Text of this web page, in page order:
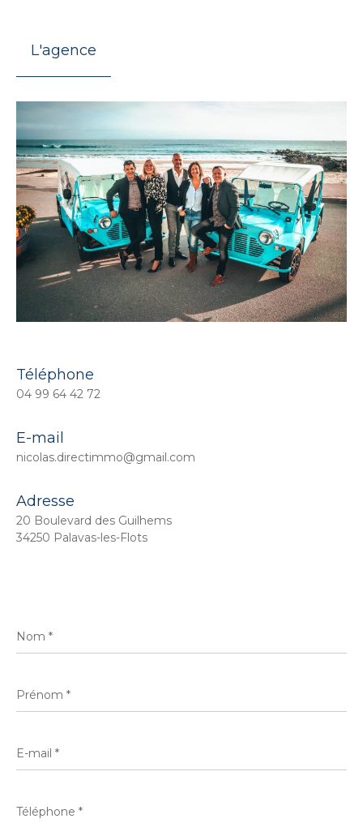
L'agence
Téléphone
04 99 64 42 72
E-mail
nicolas.directimmo@gmail.com
Adresse
20 Boulevard des Guilhems
34250 Palavas-les-Flots
*
*
mail
*
*